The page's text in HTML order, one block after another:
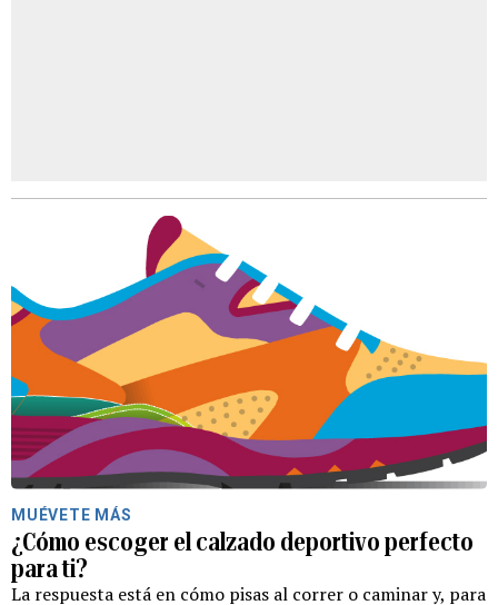
MUÉVETE MÁS
¿Cómo escoger el calzado deportivo perfecto
para ti?
La respuesta está en cómo pisas al correr o caminar y, para